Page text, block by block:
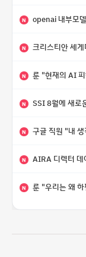
N openai 내부모
N 크리스티안 세게디 "
N 룬 "현재의 AI 피해 규모가 문제가 아니라,
N SSI 8월에 새로
N 구글 직원 "내
N AIRA 디렉터 데이비드 "
N 룬 "우리는 왜